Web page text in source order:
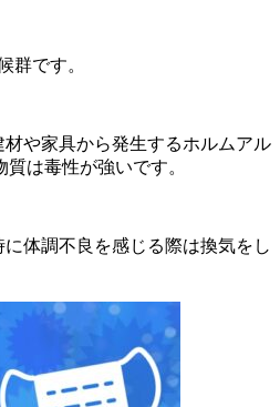
群です。
や家具から発生するホルムアル
質は毒性が強いです。
体調不良を感じる際は換気をし